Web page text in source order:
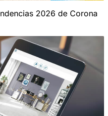
2026 de Corona